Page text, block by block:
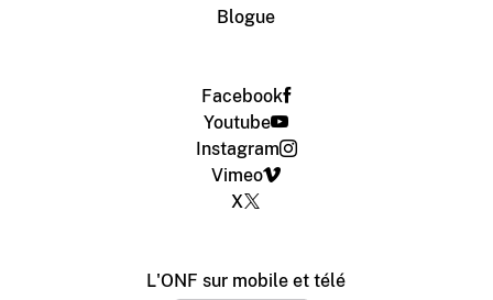
Blogue
Facebook
Youtube
Instagram
Vimeo
X
L'ONF sur mobile et télé